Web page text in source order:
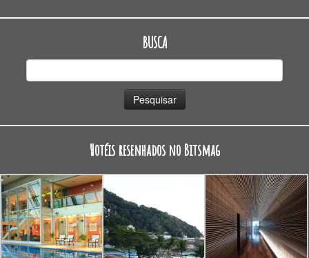
BUSCA
Hotéis resenhados no Bitsmag